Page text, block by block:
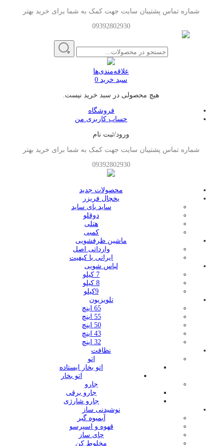
شماره تماس پشتیبان سایت جهت کمک به شما برای خرید بهتر
09392802930
علاقه‌مندی‌ها
سبد خرید 0
هیچ محصولی در سبد خرید نیست.
فروشگاه
حساب کاربری من
ورود/ثبت نام
شماره تماس پشتیبان سایت جهت کمک به شما برای خرید بهتر
09392802930
محصولات جدید
یخچال فریزر
ساید بای ساید
دوقلو
هتلی
کمبی
ماشین ظرفشویی
وارداتی اصل
ایرانی با کیفیت
لباس شویی
7 کیلو
8 کیلو
9کیلو
تلویزیون
65 اینچ
55 اینچ
50 اینچ
43 اینچ
32 اینچ
نظافت
اتو
اتو بخار ایستاده
اتو بخار
جارو
جارو برقی
جارو شارژی
نوشیدنی ساز
آبمیوه گیر
قهوه و اسپرسو
چای ساز
مخلوط کن